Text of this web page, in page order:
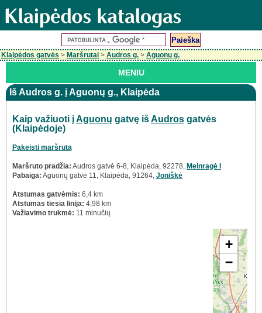
Klaipėdos gatvės > Maršrutai > Audros g. > Aguonų g.
MENIU
Iš Audros g. į Aguonų g., Klaipėda
Kaip važiuoti įAguonų gatvę išAudros gatvės
(Klaipėdoje)
Pakeisti maršrutą
Maršruto pradžia: Audros gatvė 6-8, Klaipėda, 92278, Melnragė I
Pabaiga: Aguonų gatvė 11, Klaipėda, 91264, Joniškė
Atstumas gatvėmis: 6,4 km
Atstumas tiesia linija: 4,98 km
Važiavimo trukmė: 11 minučių
+
−